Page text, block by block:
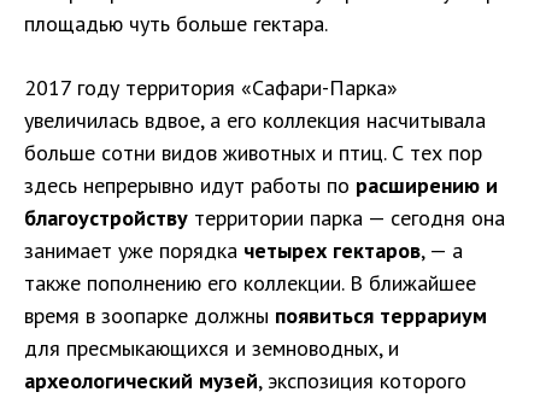
площадью чуть больше гектара.
2017 году территория «Сафари-Парка»
увеличилась вдвое, а его коллекция насчитывала
больше сотни видов животных и птиц. С тех пор
здесь непрерывно идут работы по расширению и
благоустройству территории парка — сегодня она
занимает уже порядка четырех гектаров, — а
также пополнению его коллекции. В ближайшее
время в зоопарке должны появиться террариум
для пресмыкающихся и земноводных, и
археологический музей, экспозиция которого